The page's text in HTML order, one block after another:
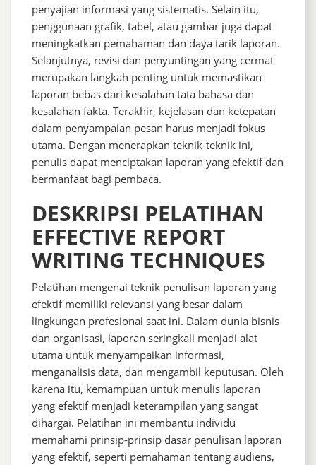
penyajian informasi yang sistematis. Selain itu,
penggunaan grafik, tabel, atau gambar juga dapat
meningkatkan pemahaman dan daya tarik laporan.
Selanjutnya, revisi dan penyuntingan yang cermat
merupakan langkah penting untuk memastikan
laporan bebas dari kesalahan tata bahasa dan
kesalahan fakta. Terakhir, kejelasan dan ketepatan
dalam penyampaian pesan harus menjadi fokus
utama. Dengan menerapkan teknik-teknik ini,
penulis dapat menciptakan laporan yang efektif dan
bermanfaat bagi pembaca.
DESKRIPSI PELATIHAN
EFFECTIVE REPORT
WRITING TECHNIQUES
Pelatihan mengenai teknik penulisan laporan yang
efektif memiliki relevansi yang besar dalam
lingkungan profesional saat ini. Dalam dunia bisnis
dan organisasi, laporan seringkali menjadi alat
utama untuk menyampaikan informasi,
menganalisis data, dan mengambil keputusan. Oleh
karena itu, kemampuan untuk menulis laporan
yang efektif menjadi keterampilan yang sangat
dihargai. Pelatihan ini membantu individu
memahami prinsip-prinsip dasar penulisan laporan
yang efektif, seperti pemahaman tentang audiens,